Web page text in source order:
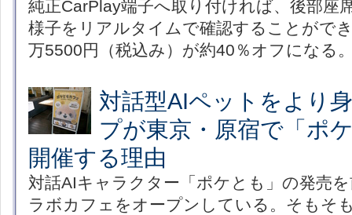
純正CarPlay端子へ取り付ければ、後部座
様子をリアルタイムで確認することがで
万5500円（税込み）が約40％オフになる
対話型AIペットをより
プが東京・原宿で「ポ
開催する理由
対話AIキャラクター「ポケとも」の発売
ラボカフェをオープンしている。そもそ